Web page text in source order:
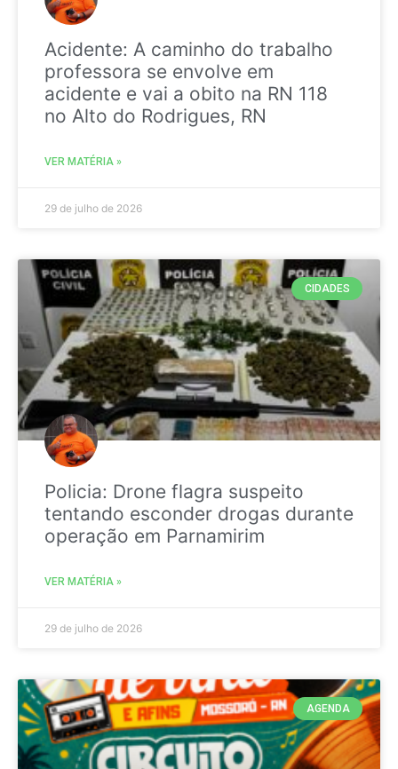
Acidente: A caminho do trabalho
professora se envolve em
acidente e vai a obito na RN 118
no Alto do Rodrigues, RN
VER MATÉRIA »
29 de julho de 2026
CIDADES
Policia: Drone flagra suspeito
tentando esconder drogas durante
operação em Parnamirim
VER MATÉRIA »
29 de julho de 2026
AGENDA